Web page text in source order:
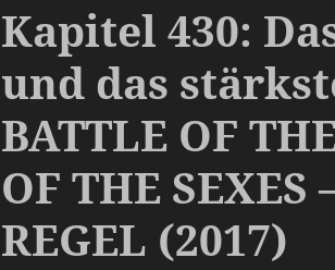
Kapitel 430:
und das
BATTLE OF
OF THE SEXES
REGEL (2017)